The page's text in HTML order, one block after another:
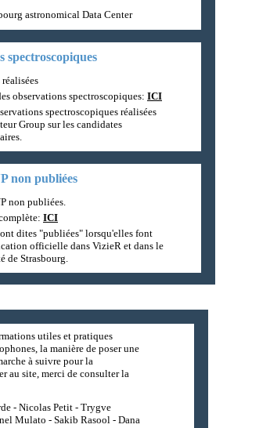
astronomical Data Center
spectroscopiques
observations spectroscopiques: ICI
spectroscopiques réalisées
Group sur les candidates
non publiées
non publiées.
ICI
dites "publiées" lorsqu'elles font
officielle dans VizieR et dans le
de Strasbourg.
utiles et pratiques
la manière de poser une
à suivre pour la
au site, merci de consulter la
- Nicolas Petit - Trygve
Mulato - Sakib Rasool - Dana